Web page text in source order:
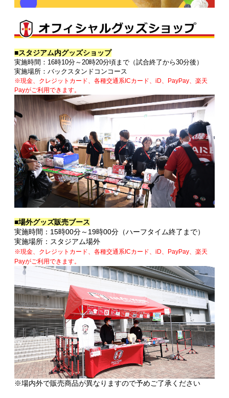
■スタジアム内グッズショップ
実施時間：16時10分～20時20分頃まで（試合終了から30分後）
実施場所：バックスタンドコンコース
※現金、クレジットカード、各種交通系ICカード、iD、PayPay、楽天
Payがご利用できます。
■場外グッズ販売ブース
実施時間：15時00分～19時00分（ハーフタイム終了まで）
実施場所：スタジアム場外
※現金、クレジットカード、各種交通系ICカード、iD、PayPay、楽天
Payがご利用できます。
※場内外で販売商品が異なりますので予めご了承ください